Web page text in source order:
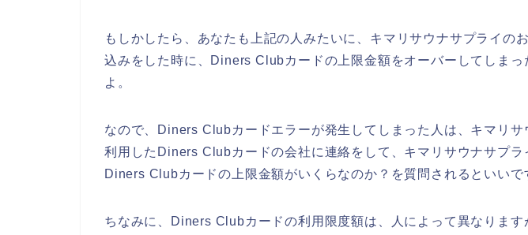
もしかしたら、あなたも上記の人みたいに、キマリサウナサプライの
込みをした時に、Diners Clubカードの上限金額をオーバーしてしまっ
よ。
なので、Diners Clubカードエラーが発生してしまった人は、キマリサ
利用したDiners Clubカードの会社に連絡をして、キマリサウナサプラ
Diners Clubカードの上限金額がいくらなのか？を質問されるといいで
ちなみに、Diners Clubカードの利用限度額は、人によって異なります